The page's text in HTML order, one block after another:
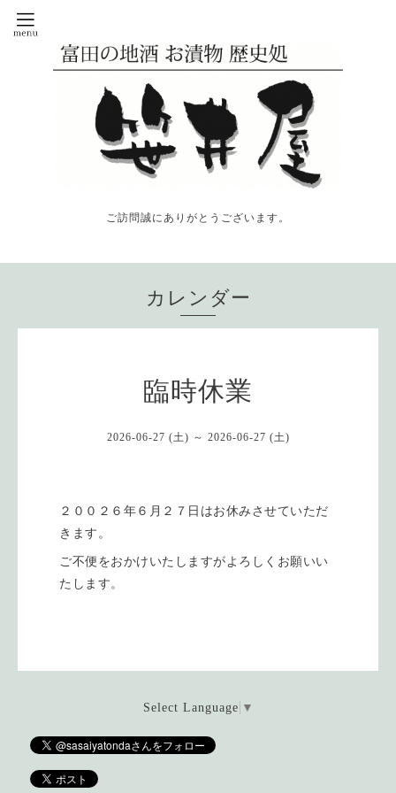
ご訪問誠にありがとうございます。
カレンダー
臨時休業
2026-06-27 (土) ～ 2026-06-27 (土)
２００２６年６月２７日はお休みさせていただ
きます。
ご不便をおかけいたしますがよろしくお願いい
たします。
Select Language ▼